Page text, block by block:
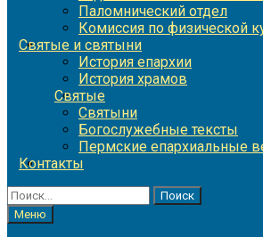
Паломнический отдел
Комиссия по физической
Святые и святыни
История епархии
История храмов
Святые
Святыни
Богослужебные тексты
Пермские епархиальные
Контакты
Найти:
Меню